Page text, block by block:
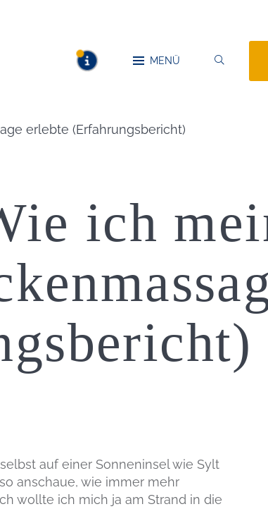
MENÜ
erlebte (Erfahrungsbericht)
ich
auf einer Sonneninsel wie Sylt
anschaue, wie immer mehr
wollte ich mich ja am Strand in die